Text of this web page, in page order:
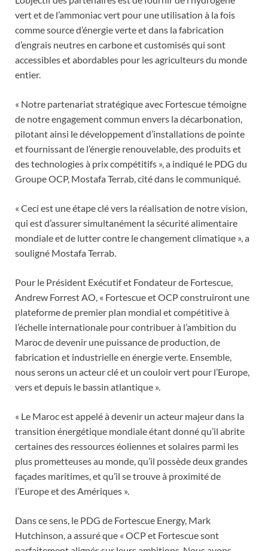
vert et de l’ammoniac vert pour une utilisation à la fois
comme source d’énergie verte et dans la fabrication
d’engrais neutres en carbone et customisés qui sont
accessibles et abordables pour les agriculteurs du monde
entier.
« Notre partenariat stratégique avec Fortescue témoigne
de notre engagement commun envers la décarbonation,
pilotant ainsi le développement d’installations de pointe
et fournissant de l’énergie renouvelable, des produits et
des technologies à prix compétitifs », a indiqué le PDG du
Groupe OCP, Mostafa Terrab, cité dans le communiqué.
« Ceci est une étape clé vers la réalisation de notre vision,
qui est d’assurer simultanément la sécurité alimentaire
mondiale et de lutter contre le changement climatique », a
souligné Mostafa Terrab.
Pour le Président Exécutif et Fondateur de Fortescue,
Andrew Forrest AO, « Fortescue et OCP construiront une
plateforme de premier plan mondial et compétitive à
l’échelle internationale pour contribuer à l’ambition du
Maroc de devenir une puissance de production, de
fabrication et industrielle en énergie verte. Ensemble,
nous serons un acteur clé et un couloir vert pour l’Europe,
vers et depuis le bassin atlantique ».
« Le Maroc est appelé à devenir un acteur majeur dans la
transition énergétique mondiale étant donné qu’il abrite
certaines des ressources éoliennes et solaires parmi les
plus prometteuses au monde, qu’il possède deux grandes
façades maritimes, et qu’il se trouve à proximité de
l’Europe et des Amériques ».
Dans ce sens, le PDG de Fortescue Energy, Mark
Hutchinson, a assuré que « OCP et Fortescue sont